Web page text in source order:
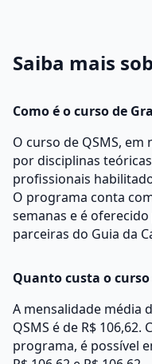
Saiba mais
Como é o curso de
O curso de QSMS,
por disciplinas
profissionais
O programa conta
semanas e é
parceiras do Guia da
Quanto custa o curso
A mensalidade média
QSMS é de R$
programa, é possível